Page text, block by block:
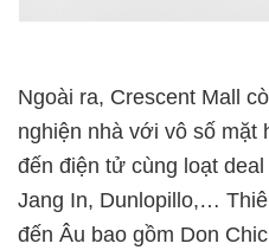
Ngoài ra, Crescent Mall
nghiện nhà với vô số mặt
đến điện tử cùng loạt
Jang In, Dunlopillo,…
đến Âu bao gồm Don